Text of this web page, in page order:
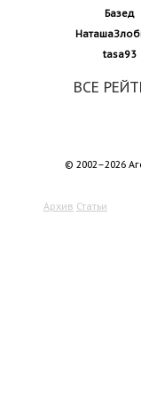
Базед
tasa93
ВСЕ
© 2002–2026
Архив Статьи